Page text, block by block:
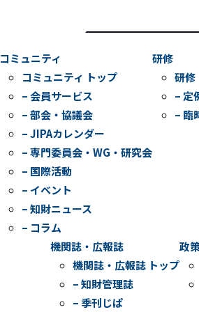
索
コミュニティ
コミュニティ トップ
– 会員サービス
– 部会・協議会
– JIPAカレンダー
– 専門委員会・WG・研究会
– 国際活動
– イベント
– 知財ニュース
– コラム
研修
研修
– 定
– 臨
機関誌・広報誌
機関誌・広報誌 トップ
– 知財管理誌
– 季刊じぱ
政